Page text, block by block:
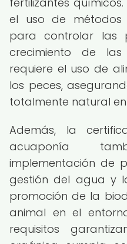
el uso de métodos
para controlar las
crecimiento de
requiere el uso de
los peces,
totalmente natural
Además, la
acuaponía
implementación de
gestión del agua y
promoción de la
animal en el
requisitos